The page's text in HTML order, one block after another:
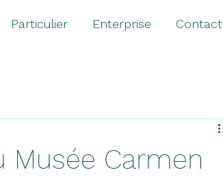
Particulier Enterprise Contact
Musée Carmen